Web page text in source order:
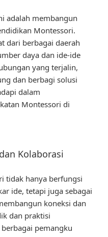
adalah membangun
Montessori.
dari berbagai daerah
daya dan ide-ide
yang terjalin,
dan berbagi solusi
dalam
Montessori di
Kolaborasi
tidak hanya berfungsi
ide, tetapi juga sebagai
koneksi dan
dan praktisi
pemangku